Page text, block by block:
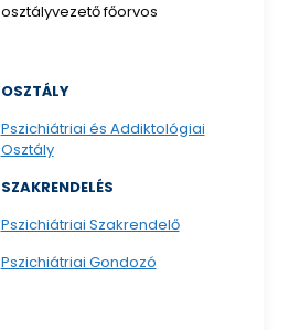
osztályvezető főorvos
OSZTÁLY
Pszichiátriai és Addiktológiai
Osztály
SZAKRENDELÉS
Pszichiátriai Szakrendelő
Pszichiátriai Gondozó